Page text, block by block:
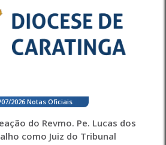
2026. Notas Oficiais
do Revmo. Pe. Lucas dos
como Juiz do Tribunal